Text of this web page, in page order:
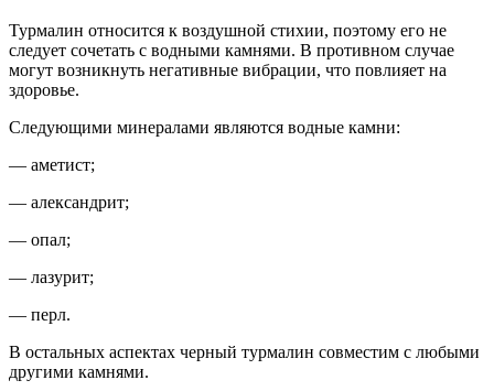
Турмалин относится к воздушной стихии, поэтому его не
следует сочетать с водными камнями. В противном случае
могут возникнуть негативные вибрации, что повлияет на
здоровье.
Следующими минералами являются водные камни:
— аметист;
— александрит;
— опал;
— лазурит;
— перл.
В остальных аспектах черный турмалин совместим с любыми
другими камнями.